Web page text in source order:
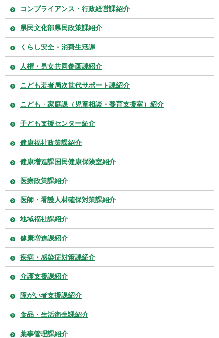
コンプライアンス・行政経営課紹介
県民文化部県民政策課紹介
くらし安全・消費生活課
人権・男女共同参画課紹介
こども若者局次世代サポート課紹介
こども・家庭課（児童相談・養育支援室）紹介
子ども支援センター紹介
健康福祉政策課紹介
健康増進課国民健康保険室紹介
医療政策課紹介
医師・看護人材確保対策課紹介
地域福祉課紹介
健康増進課紹介
疾病・感染症対策課紹介
介護支援課紹介
障がい者支援課紹介
食品・生活衛生課紹介
薬事管理課紹介